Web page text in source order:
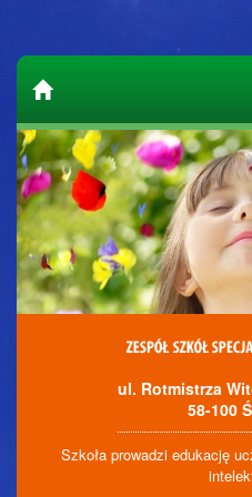
ul. Rotmistrza
58-100
Szkoła prowadzi edukację